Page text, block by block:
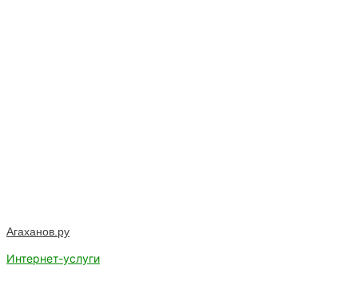
Агаханов.ру
Интернет-услуги